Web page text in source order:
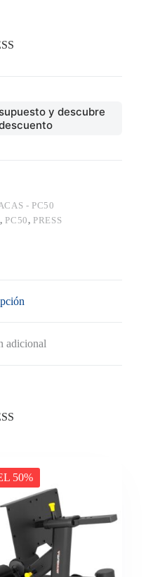
y descubre
- PC50
, PC50, PRESS
adicional
50%